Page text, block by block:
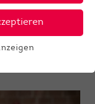
Hopman